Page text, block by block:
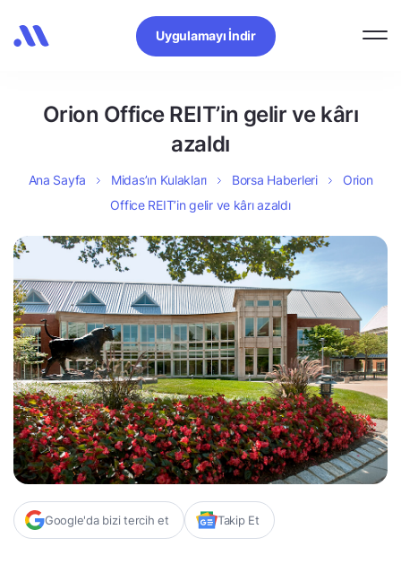
Uygulamayı İndir
Orion Office REIT’in gelir ve kârı
azaldı
Ana Sayfa Midas’ın Kulakları Borsa Haberleri
Orion
Office REIT’in gelir ve kârı azaldı
Google'da bizi tercih et Takip Et